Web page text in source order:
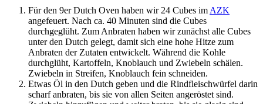
Für den 9er Dutch Oven haben wir 24 Cubes im AZK
angefeuert. Nach ca. 40 Minuten sind die Cubes
durchgeglüht. Zum Anbraten haben wir zunächst alle Cubes
unter den Dutch gelegt, damit sich eine hohe Hitze zum
Anbraten der Zutaten entwickelt. Während die Kohle
durchglüht, Kartoffeln, Knoblauch und Zwiebeln schälen.
Zwiebeln in Streifen, Knoblauch fein schneiden.
Etwas Öl in den Dutch geben und die Rindfleischwürfel darin
scharf anbraten, bis sie von allen Seiten angeröstet sind.